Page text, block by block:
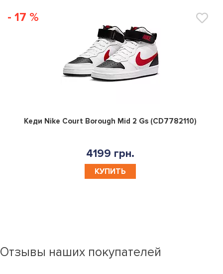
- 17 %
0
Кеди Nike Court Borough Mid 2 Gs (CD7782110)
4199 грн.
КУПИТЬ
Отзывы наших покупателей